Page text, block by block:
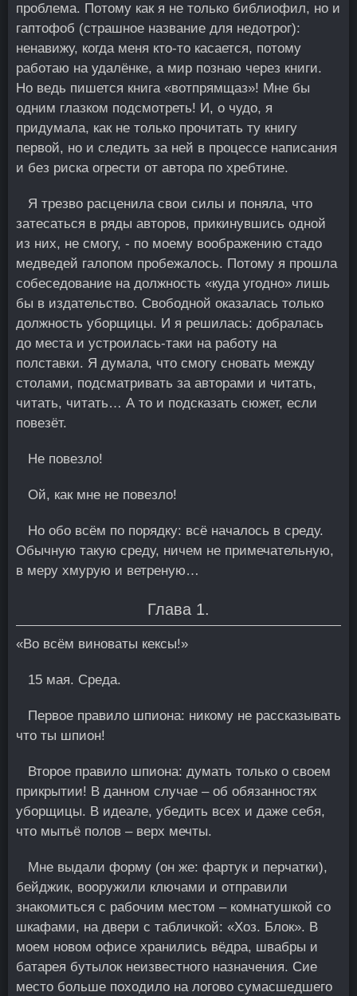
проблема. Потому как я не только библиофил, но и
гаптофоб (страшное название для недотрог):
ненавижу, когда меня кто-то касается, потому
работаю на удалёнке, а мир познаю через книги.
Но ведь пишется книга «вотпрямщаз»! Мне бы
одним глазком подсмотреть! И, о чудо, я
придумала, как не только прочитать ту книгу
первой, но и следить за ней в процессе написания
и без риска огрести от автора по хребтине.
Я трезво расценила свои силы и поняла, что
затесаться в ряды авторов, прикинувшись одной
из них, не смогу, - по моему воображению стадо
медведей галопом пробежалось. Потому я прошла
собеседование на должность «куда угодно» лишь
бы в издательство. Свободной оказалась только
должность уборщицы. И я решилась: добралась
до места и устроилась-таки на работу на
полставки. Я думала, что смогу сновать между
столами, подсматривать за авторами и читать,
читать, читать… А то и подсказать сюжет, если
повезёт.
Не повезло!
Ой, как мне не повезло!
Но обо всём по порядку: всё началось в среду.
Обычную такую среду, ничем не примечательную,
в меру хмурую и ветреную…
Глава 1.
«Во всём виноваты кексы!»
15 мая. Среда.
Первое правило шпиона: никому не рассказывать
что ты шпион!
Второе правило шпиона: думать только о своем
прикрытии! В данном случае – об обязанностях
уборщицы. В идеале, убедить всех и даже себя,
что мытьё полов – верх мечты.
Мне выдали форму (он же: фартук и перчатки),
бейджик, вооружили ключами и отправили
знакомиться с рабочим местом – комнатушкой со
шкафами, на двери с табличкой: «Хоз. Блок». В
моем новом офисе хранились вёдра, швабры и
батарея бутылок неизвестного назначения. Сие
место бoльше походило на логово сумасшедшего